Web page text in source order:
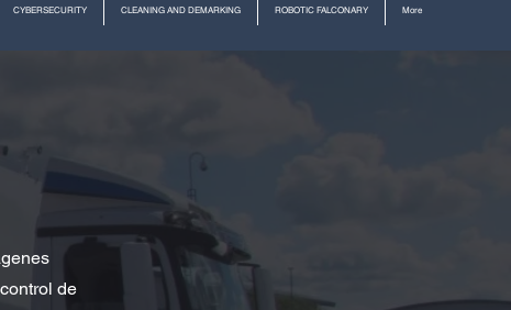
CYBERSECURITY CLEANING AND DEMARKING ROBOTIC FALCONARY More
de